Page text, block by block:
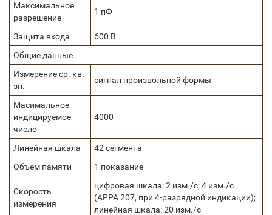
Максимальное
разрешение
1 пФ
Защита входа
600 В
Общие данные
Измерение ср. кв.
зн.
сигнал произвольной формы
Масимальное
индицируемое
число
4000
Линейная шкала
42 сегмента
Объем памяти
1 показание
Скорость
измерения
цифровая шкала: 2 изм./с; 4 изм./с
(АРРА 207, при 4-разрядной индикации);
линейная шкала: 20 изм./с